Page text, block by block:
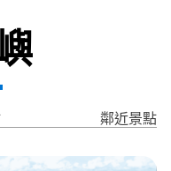
鄰近景點